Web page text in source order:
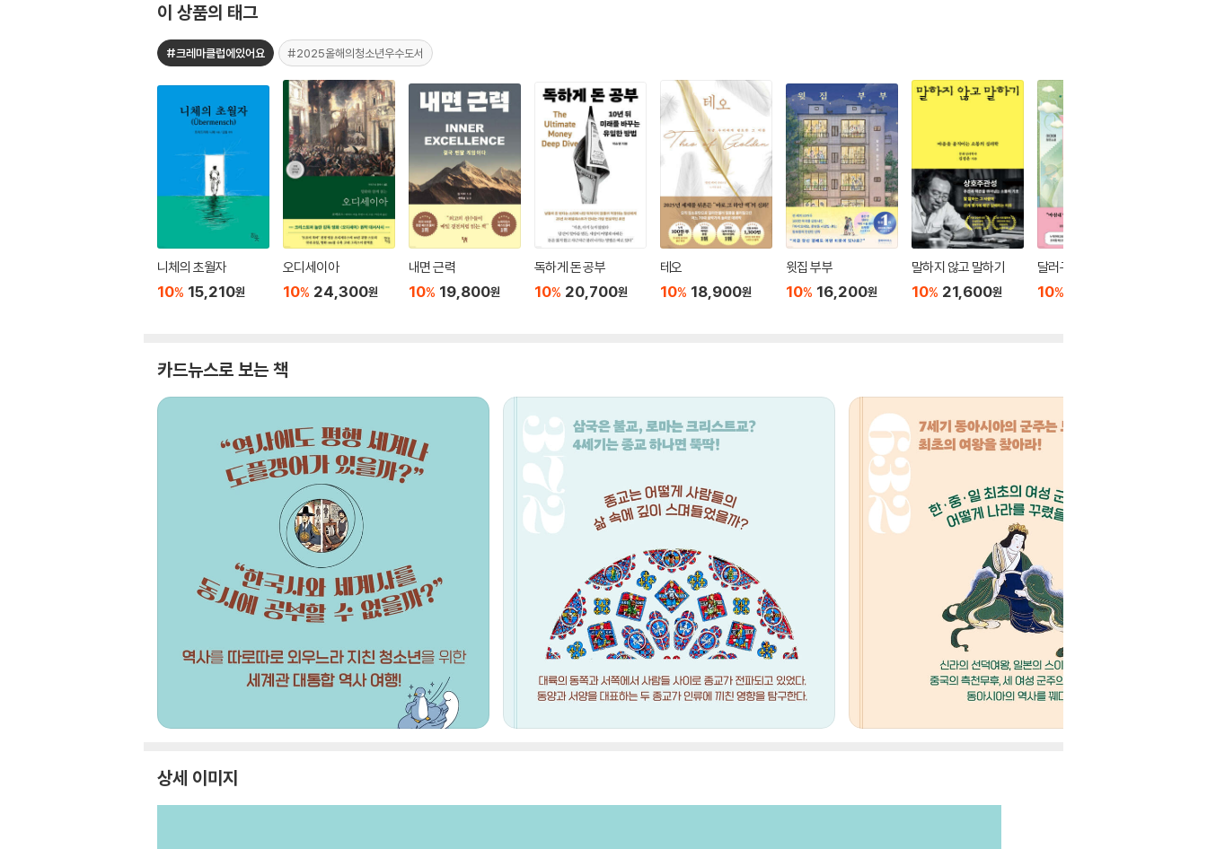
이 상품의 태그
#크레마클럽에있어요 #2025올해의청소년우수도서
니체의 초월자
10% 15,210원
오디세이아
10% 24,300원
내면 근력
10% 19,800원
독하게 돈 공부
10% 20,700원
테오
10% 18,900원
윗집 부부
10% 16,200원
말하지 않고 말하기
10% 21,600원
달러구트 꿈 백화점 0
10%
카드뉴스로 보는 책
상세 이미지